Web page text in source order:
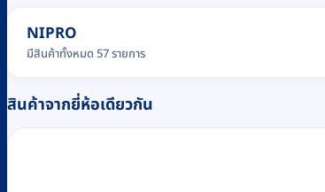
NIPRO
มีสินค้าทั้งหมด 57 รายการ
สินค้าจากยี่ห้อเดียวกัน